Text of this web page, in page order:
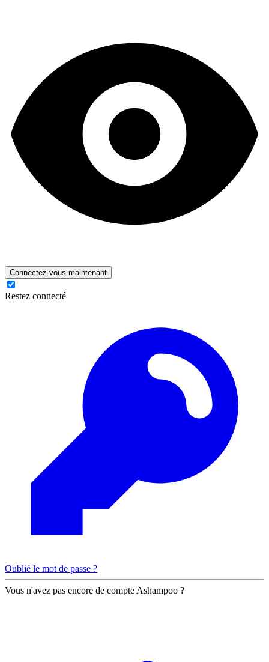
Connectez-vous maintenant
Restez connecté
Oublié le mot de passe ?
Vous n'avez pas encore de compte Ashampoo ?